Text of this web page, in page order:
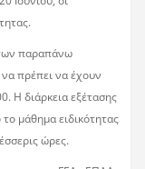
παραπάνω
πρέπει να έχουν
Η διάρκεια εξέτασης
μάθημα ειδικότητας
ώρες.